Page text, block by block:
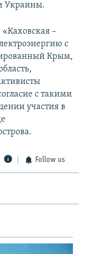
Украины.
–
с
Крым,
с такими
участия в
Follow us